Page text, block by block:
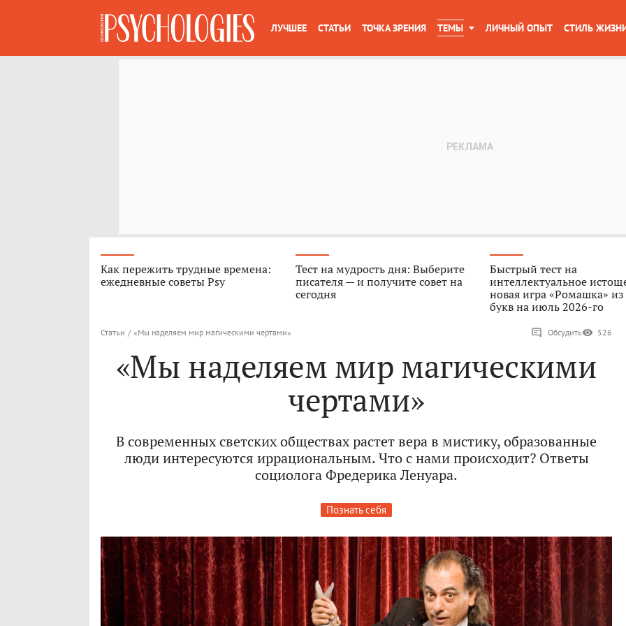
ЛУЧШЕЕ СТАТЬИ ТОЧКА ЗРЕНИЯ ТЕМЫ ЛИЧНЫЙ ОПЫТ СТИЛЬ
Как пережить трудные времена:
ежедневные советы Psy
Тест на мудрость дня: Выберите
писателя — и получите совет на
сегодня
Быстрый тест на
интеллектуальное
новая игра «Ромашка»
букв на июль 2026-го
Статьи / «Мы наделяем мир магическими чертами» Обсудить 526
«Мы наделяем мир магическими
чертами»
В современных светских обществах растет вера в мистику, образованные
люди интересуются иррациональным. Что с нами происходит? Ответы
социолога Фредерика Ленуара.
Познать себя